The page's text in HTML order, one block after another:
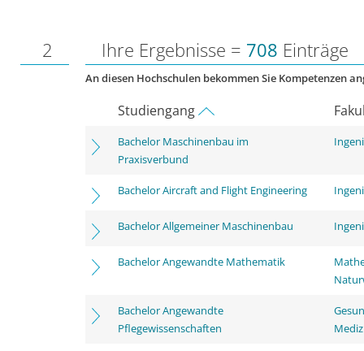
2 Ihre Ergebnisse = 708 Einträge
An diesen Hochschulen bekommen Sie Kompetenzen
Studiengang
Bachelor Maschinenbau im
Praxisverbund
Bachelor Aircraft and Flight Engineering
Bachelor Allgemeiner Maschinenbau
Bachelor Angewandte Mathematik
Bachelor Angewandte
Pflegewissenschaften